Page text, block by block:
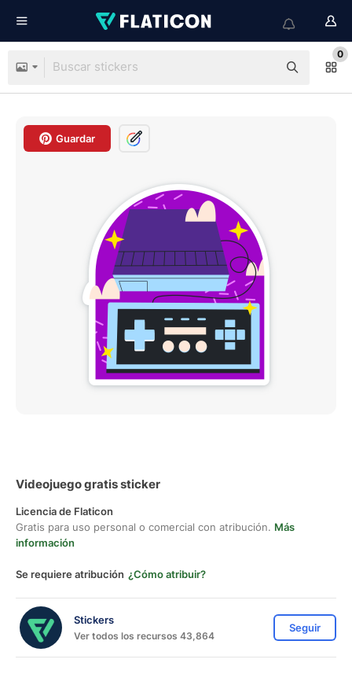
0
Guardar
Videojuego gratis sticker
Licencia de Flaticon
Gratis para uso personal o comercial con atribución. Más
información
Se requiere atribución ¿Cómo atribuir?
Stickers
Ver todos los recursos 43,864
Seguir